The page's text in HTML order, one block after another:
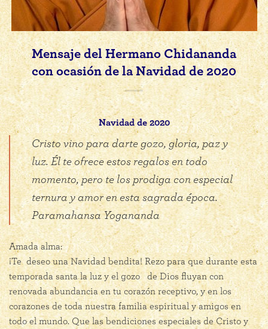
Mensaje del Hermano Chidananda
con ocasión de la Navidad de 2020
Navidad de 2020
Cristo vino para darte gozo, gloria, paz y
luz. Él te ofrece estos regalos en todo
momento, pero te los prodiga con especial
ternura y amor en esta sagrada época.
Paramahansa Yogananda
Amada alma:
¡Te deseo una Navidad bendita! Rezo para que durante esta
temporada santa la luz y el gozo de Dios fluyan con
renovada abundancia en tu corazón receptivo, y en los
corazones de toda nuestra familia espiritual y amigos en
todo el mundo. Que las bendiciones especiales de Cristo y